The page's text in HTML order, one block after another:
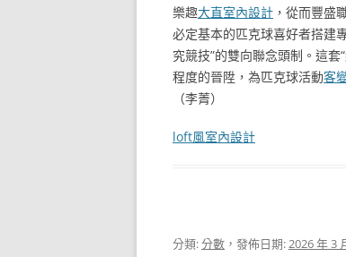
樂趣大直室內設計 ，從而豐盛
必定基本的匹克球喜好者搭建
究競技”的雙向聯念頭制。這
程度的晉陞，為匹克球活動客
（李菁）
loft風室內設計
分類:分數 ，發佈日期:2026 年 3